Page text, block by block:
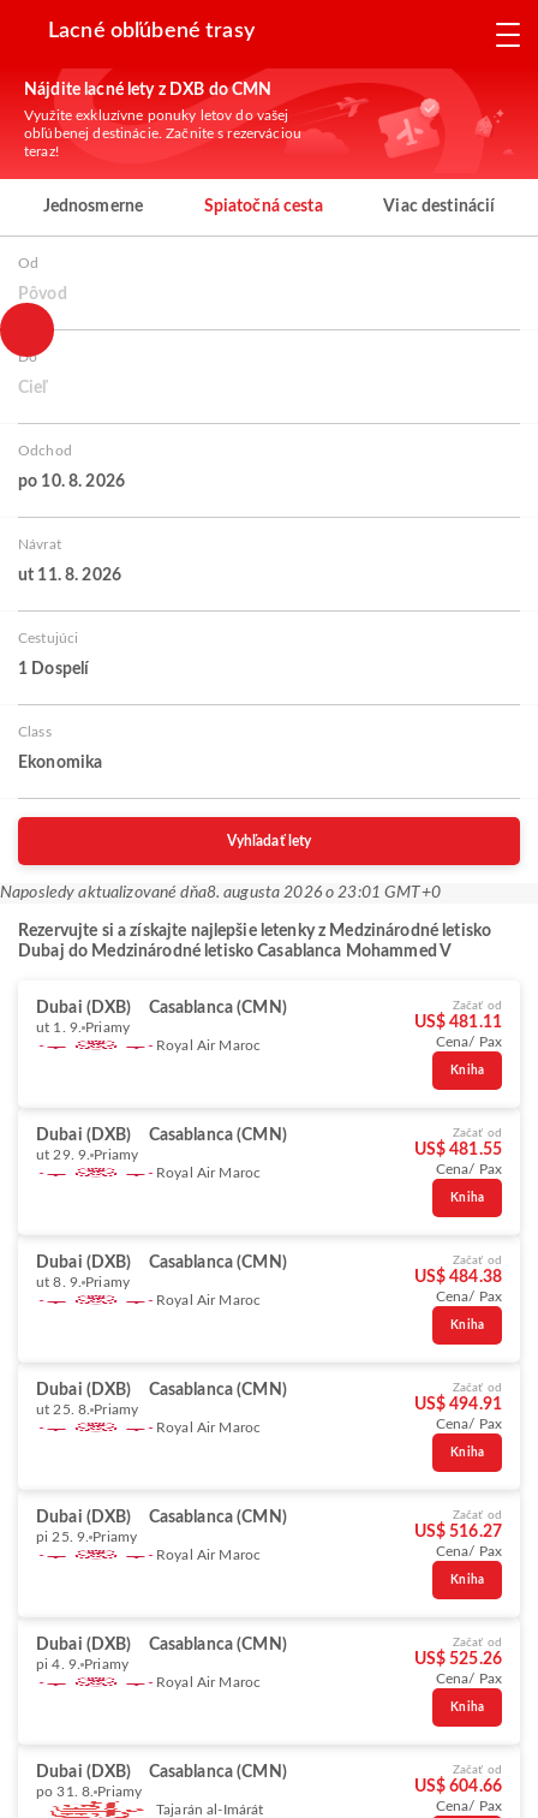
Lacné obľúbené trasy
Nájdite lacné lety z DXB do CMN
Využite exkluzívne ponuky letov do vašej
obľúbenej destinácie. Začnite s rezerváciou
teraz!
Jednosmerne Spiatočná cesta Viac destinácií
Od
Pôvod
Do
Cieľ
Odchod
po 10. 8. 2026
Návrat
ut 11. 8. 2026
Cestujúci
1 Dospelí
Class
Ekonomika
Vyhľadať lety
Naposledy aktualizované dňa8. augusta 2026 o 23:01 GMT+0
Rezervujte si a získajte najlepšie letenky z Medzinárodné letisko
Dubaj do Medzinárodné letisko Casablanca Mohammed V
Dubai (DXB) Casablanca (CMN)
ut 1. 9. Priamy
Royal Air Maroc
Začať od
US$ 481.11
Cena/ Pax
Kniha
Dubai (DXB) Casablanca (CMN)
ut 29. 9. Priamy
Royal Air Maroc
Začať od
US$ 481.55
Cena/ Pax
Kniha
Dubai (DXB) Casablanca (CMN)
ut 8. 9. Priamy
Royal Air Maroc
Začať od
US$ 484.38
Cena/ Pax
Kniha
Dubai (DXB) Casablanca (CMN)
ut 25. 8. Priamy
Royal Air Maroc
Začať od
US$ 494.91
Cena/ Pax
Kniha
Dubai (DXB) Casablanca (CMN)
pi 25. 9. Priamy
Royal Air Maroc
Začať od
US$ 516.27
Cena/ Pax
Kniha
Dubai (DXB) Casablanca (CMN)
pi 4. 9. Priamy
Royal Air Maroc
Začať od
US$ 525.26
Cena/ Pax
Kniha
Dubai (DXB) Casablanca (CMN)
po 31. 8. Priamy
Tajarán al-Imárát
Začať od
US$ 604.66
Cena/ Pax